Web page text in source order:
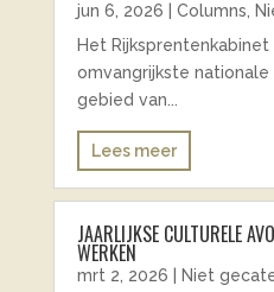
jun 6, 2026 Columns
Het
omvangrijkste
gebied van...
Lees meer
JAARLIJKSE CULTURELE
WERKEN
mrt 2, 2026 Niet